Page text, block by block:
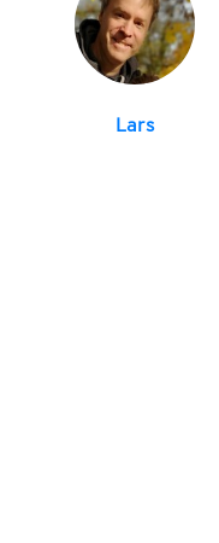
Lars